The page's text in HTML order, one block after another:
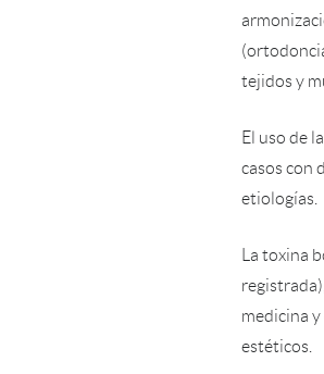
tejidos y
El uso de
casos con
etiologías.
La toxina
medicina
estéticos.